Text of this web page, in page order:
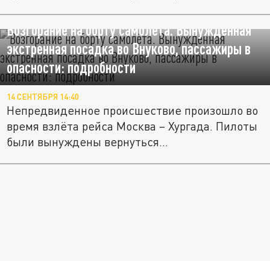
Возгорание на борту самолёта. Вынужденная
экстренная посадка во Внуково, пассажиры в
опасности: подробности
14 СЕНТЯБРЯ 14:40
Непредвиденное происшествие произошло во
время взлёта рейса Москва – Хургада. Пилоты
были вынуждены вернуться...